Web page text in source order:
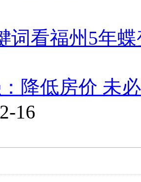
词看福州5年
降低房价 未
16